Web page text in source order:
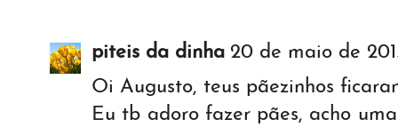
piteis da dinha 20 de maio de
Oi Augusto, teus pãezinhos
Eu tb adoro fazer pães, acho